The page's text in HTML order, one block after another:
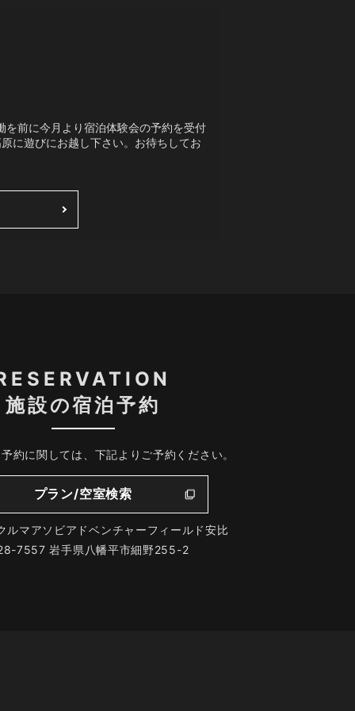
前に今月より宿泊体験会の予約を受付
に遊びにお越し下さい。お待ちしてお
施設の宿泊予約
約に関しては、下記よりご予約ください。
プラン/空室検索
ルマアソビアドベンチャーフィールド安比
7557 岩手県八幡平市細野255-2